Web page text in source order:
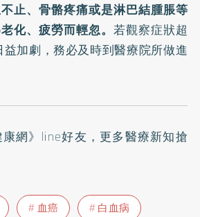
止、骨骼疼痛或是淋巴結腫脹等
化、疲勞而輕忽。 若觀察症狀超
益加劇，務必及時到醫療院所做進
康網》line好友 ，更多醫療新知搶
血癌
白血病